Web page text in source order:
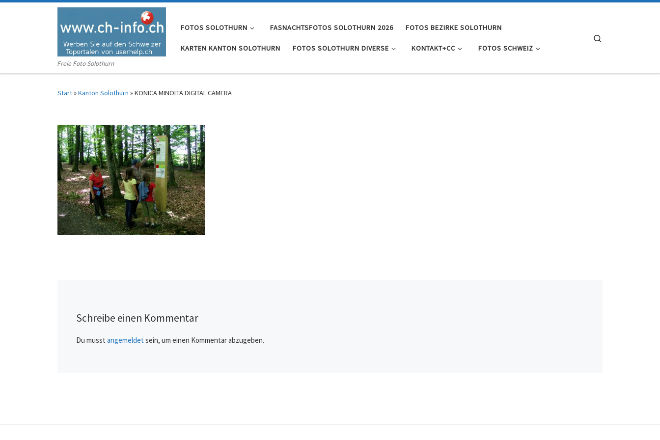
Freie Foto Solothurn
FOTOS SOLOTHURN FASNACHTSFOTOS SOLOTHURN 2026 FOTOS BEZIRKE SOLOTHURN
KARTEN KANTON SOLOTHURN FOTOS SOLOTHURN DIVERSE KONTAKT+CC FOTOS SCHWEIZ
Start»Kanton Solothurn »KONICA MINOLTA DIGITAL CAMERA
Schreibe einen Kommentar
Du musst angemeldet sein, um einen Kommentar abzugeben.